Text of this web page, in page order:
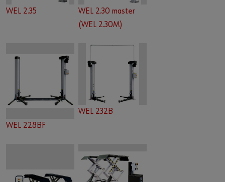
WEL 2.35
WEL 2.30 master
(WEL 2.30M)
WEL 228BF
WEL 232B